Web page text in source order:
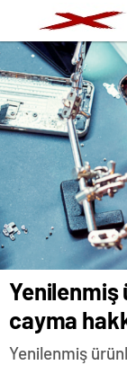
Yenilenmiş
cayma
Yenilenmiş